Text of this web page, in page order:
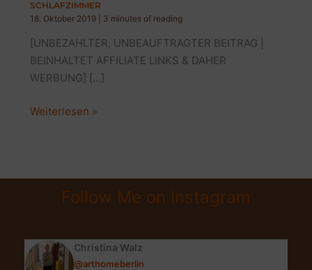
SCHLAFZIMMER
18. Oktober 2019
3 minutes of reading
[UNBEZAHLTER, UNBEAUFTRAGTER BEITRAG |
BEINHALTET AFFILIATE LINKS & DAHER
WERBUNG] […]
HERBSTFARBEN:
DEIN
SCHLAFZIMMER
Weiterlesen »
Follow Me on Instagram
Christina Walz
@arthomeberlin